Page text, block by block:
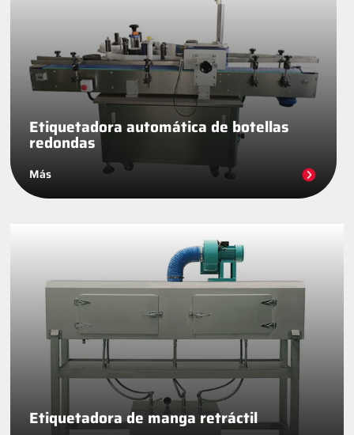
Etiquetadora automática de botellas
redondas
Más
Etiquetadora de manga retráctil